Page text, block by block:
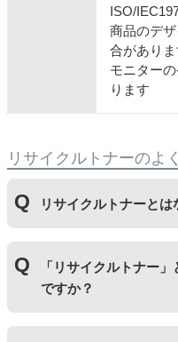
ISO/
商品のデ
合がありま
モニター
ります
リサイクルトナーのよ
リサイクルトナーとは
にて洗浄やトナー(粉
いる商品です。
純正品に比べて、印
「リサイクルトナー
ですか？